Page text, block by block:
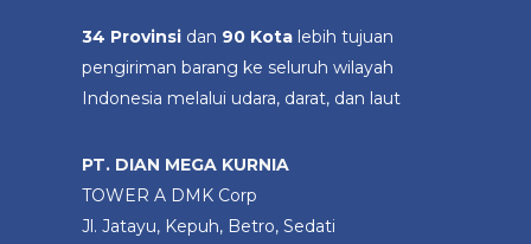
34 Provinsi dan 90 Kota lebih tujuan
pengiriman barang ke seluruh wilayah
Indonesia melalui udara, darat, dan laut
PT. DIAN MEGA KURNIA
TOWER A DMK Corp
Jl. Jatayu, Kepuh, Betro, Sedati